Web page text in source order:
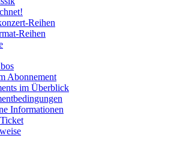
Reihen
Reihen
Abonnement
im Überblick
Informationen